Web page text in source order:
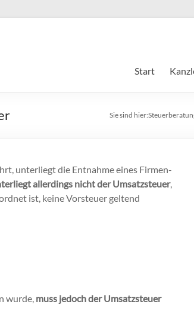
Start
Sie sind hier:
unterliegt die Entnahme eines Firmen-
allerdings nicht der Umsatzsteuer,
ist, keine Vorsteuer geltend
wurde, muss jedoch der Umsatzsteuer